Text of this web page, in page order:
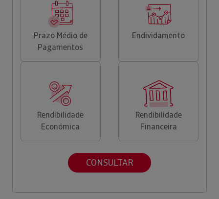
Prazo Médio de
Pagamentos
Endividamento
Rendibilidade
Económica
Rendibilidade
Financeira
CONSULTAR